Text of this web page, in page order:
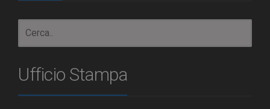
Ufficio Stampa